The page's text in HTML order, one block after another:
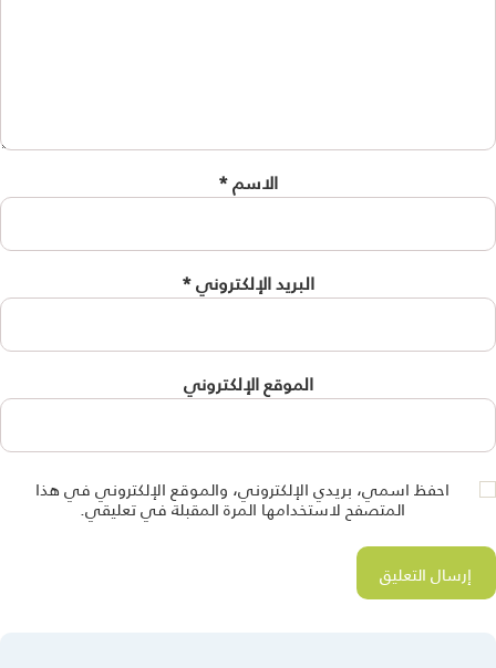
الاسم*
البريد الإلكتروني*
الموقع الإلكتروني
احفظ اسمي، بريدي الإلكتروني، والموقع الإلكتروني في هذا
المتصفح لاستخدامها المرة المقبلة في تعليقي.